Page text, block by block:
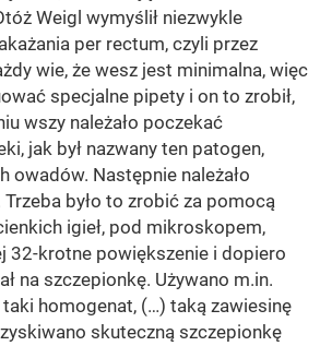
Weigl wymyślił niezwykle
per rectum, czyli przez
wie, że wesz jest minimalna, więc
specjalne pipety i on to zrobił,
wszy należało poczekać
jak był nazwany ten patogen,
owadów. Następnie należało
było to zrobić za pomocą
igieł, pod mikroskopem,
32-krotne powiększenie i dopiero
na szczepionkę. Używano m.in.
homogenat, (…) taką zawiesinę
skuteczną szczepionkę